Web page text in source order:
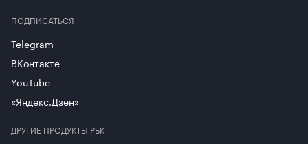
ДРУГИЕ ПРОДУКТЫ РБК
ПОДПИСАТЬСЯ
Telegram
ВКонтакте
YouTube
«Яндекс.Дзен»